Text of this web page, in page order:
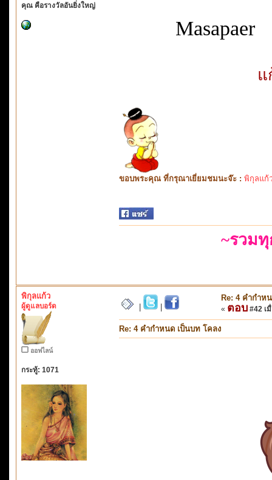
คุณ คือรางวัลอันยิ่งใหญ่
Masapaer
ขอบพระคุณ ที่กรุณาเยี่ยมชมนะจ๊ะ : พิกุลแก้
~รวม
พิกุลแก้ว
ผู้ดูแลบอร์ด
ออฟไลน์
กระทู้: 1071
Re: 4 คำกำห
« ตอบ #42 เ
Re: 4 คำกำหนด เป็นบท โคลง